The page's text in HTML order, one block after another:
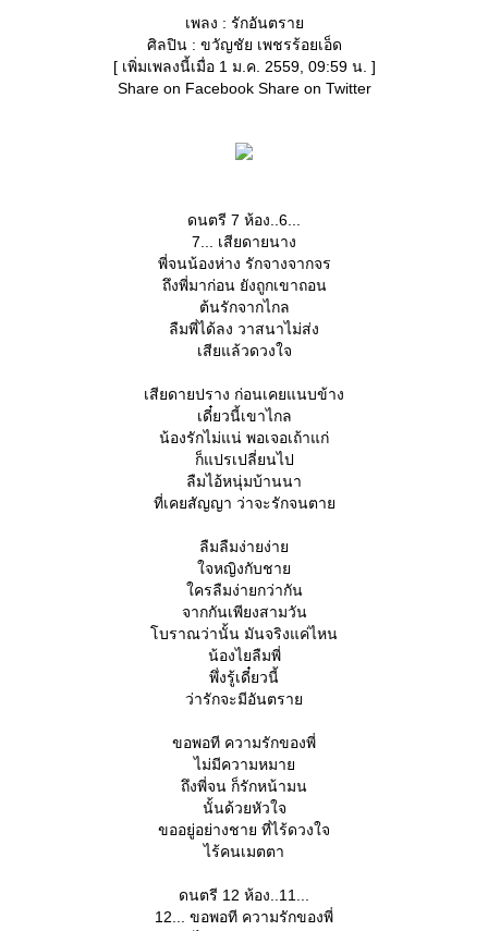
เพลง : รักอันตรา
ศิลปิน : ขวัญชัย เพชรร้อยเอ็ด
[ เพิ่มเพลงนี้เมื่อ 1 ม.ค. 2559, 09:59 น. ]
Share on Facebook Share on Twitter
ดนตรี 7 ห้อง..6...
7... เสียดายนาง
พี่จนน้องห่าง รักจางจากจร
ถึงพี่มาก่อน ยังถูกเขาถอน
ต้นรักจากไกล
ลืมพี่ได้ลง วาสนาไม่ส่ง
เสียแล้วดวงใจ
เสียดายปราง ก่อนเคยแนบข้าง
เดี๋ยวนี้เขาไกล
น้องรักไม่แน่ พอเจอเถ้าแก่
ก็แปรเปลี่ยนไป
ลืมไอ้หนุ่มบ้านนา
ที่เคยสัญญา ว่าจะรักจนตา
ลืมลืมง่ายง่า
จหญิงกับชา
ครลืมง่ายกว่ากัน
จากกันเพียงสามวัน
บราณว่านั้น มันจริงแค่ไหน
น้องไยลืมพี่
พึ่งรู้เดี๋ยวนี้
ว่ารักจะมีอันตรา
ขอพอที ความรักของพี่
ไม่มีความหมา
ถึงพี่จน ก็รักหน้ามน
นั้นด้วยหัวใจ
ขออยู่อย่างชาย ที่ไร้ดวงใจ
ไร้คนเมตตา
ดนตรี 12 ห้อง..11...
12... ขอพอที ความรักของพี่